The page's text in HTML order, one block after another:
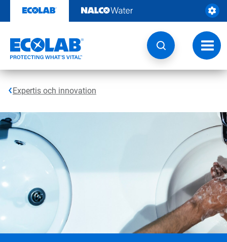
innehåll
Ändra
Expertis och innovation